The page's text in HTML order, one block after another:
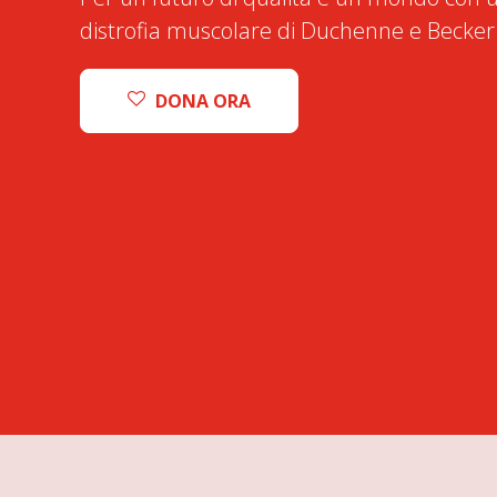
distrofia muscolare di Duchenne e
DONA ORA